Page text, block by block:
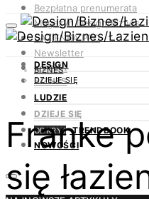
Bezpłatna prenumerata
Magazyn Design/Biznes
ŁAZIENKA.PRO
Newsletter
Kontakt
DESIGN
BIZNES
LUDZIE
DZIEJE SIĘ
ODKRYJ TRENDBOOK
NOWOŚCI
BIZNES
DZIEJE SIĘ
Franke
się